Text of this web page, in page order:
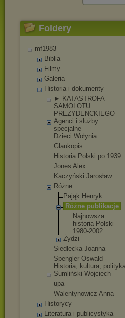
Foldery
mf1983
Biblia
Filmy
Galeria
Historia i dokumenty
► KATASTROFA
SAMOLOTU
PREZYDENCKIEGO
Agenci i służby
specjalne
Dzieci Wołynia
Glaukopis
Historia.Polski.po.1939
Jones Alex
Kaczyński Jarosław
Różne
Pająk Henryk
Różne publikacje
Najnowsza
historia Polski
1980-2002
Żydzi
Siedlecka Joanna
Spengler Oswald -
Historia, kultura,
Sumliński Wojciech
upa
Walentynowicz Anna
Historycy
Literatura i publicystyka